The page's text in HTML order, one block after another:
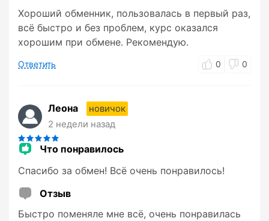
Хороший обменник, пользовалась в первый раз,
всё быстро и без проблем, курс оказался
хорошим при обмене. Рекомендую.
Ответить 0 0
Леона
новичок
2 недели назад
Что понравилось
Спасибо за обмен! Всё очень понравилось!
Отзыв
Быстро поменяле мне всё, очень понравилась